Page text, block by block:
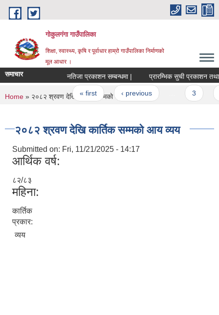
Skip to main content
गोकुलगंगा गाउँपालिका
शिक्षा, स्वास्थ्य, कृषि र पूर्वाधार हाम्रो गाउँपालिका निर्माणको
मूल आधार ।
समाचार नतिजा प्रकाशन सम्बन्धमा | प्रारम्भिक सुची प्रकाशन तथा
Pages
« first ‹ previous
You are here
Home » २०८२ श्रवण देखि कार्तिक सम्मको आय व्यय
२०८२ श्रवण देखि कार्तिक सम्मको आय व्यय
Submitted on: Fri, 11/21/2025 - 14:17
आर्थिक वर्ष:
८२/८३
महिना:
कार्तिक
प्रकार:
व्यय